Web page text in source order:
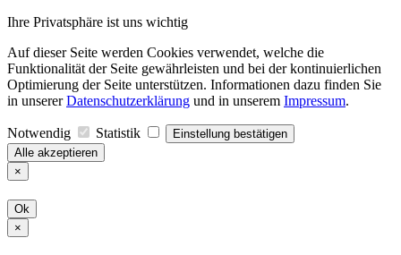
Ihre Privatsphäre ist uns wichtig
Auf dieser Seite werden Cookies verwendet, welche die
Funktionalität der Seite gewährleisten und bei der kontinuierlichen
Optimierung der Seite unterstützen. Informationen dazu finden Sie
in unsererDatenschutzerklärung und in unserem Impressum.
Notwendig Statistik
Einstellung bestätigen
Alle akzeptieren
×
Ok
×